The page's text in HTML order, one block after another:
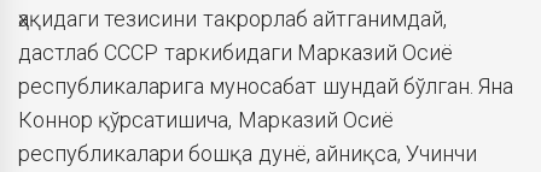
ҳақидаги тезисини такрорлаб айтганимдай,
дастлаб СССР таркибидаги Марказий Осиё
республикаларига муносабат шундай бўлган. Яна
Коннор қўрсатишича, Марказий Осиё
республикалари бошқа дунё, айниқса, Учинчи